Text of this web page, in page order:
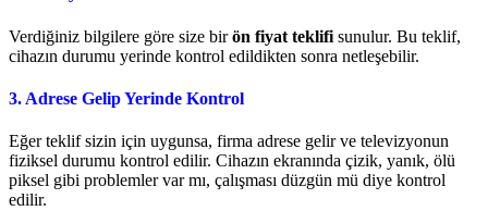
Verdiğiniz bilgilere göre size birön fiyat teklifi sunulur. Bu teklif,
cihazın durumu yerinde kontrol edildikten sonra netleşebilir.
3. Adrese Gelip Yerinde Kontrol
Eğer teklif sizin için uygunsa, firma adrese gelir ve televizyonun
fiziksel durumu kontrol edilir. Cihazın ekranında çizik, yanık, ölü
piksel gibi problemler var mı, çalışması düzgün mü diye kontrol
edilir.